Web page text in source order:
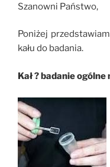
Szanowni Państwo,
Poniżej
kału do badania.
Kał ? badanie